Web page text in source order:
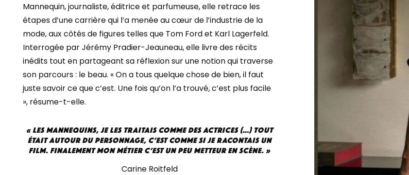
Mannequin, journaliste, éditrice et parfumeuse, elle retrace les
étapes d’une carrière qui l’a menée au cœur de l’industrie de la
mode, aux côtés de figures telles que Tom Ford et Karl Lagerfeld.
Interrogée par Jérémy Pradier-Jeauneau, elle livre des récits
inédits tout en partageant sa réflexion sur une notion qui traverse
son parcours : le beau. « On a tous quelque chose de bien, il faut
juste savoir ce que c’est. Une fois qu’on l’a trouvé, c’est plus facile
», résume-t-elle.
« les mannequins, je les traitais comme des actrices (…) tout
était autour du personnage, c’est comme si je racontais un
film. Finalement mon métier c’est un peu metteur en scène. »
Carine Roitfeld